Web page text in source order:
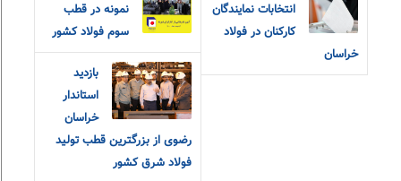
انتخابات نمایندگان
کارکنان در فولاد
خراسان
نمونه در قطب
سوم فولاد کشور
بازدید
استاندار
خراسان
رضوی از بزرگترین قطب تولید
فولاد شرق کشور